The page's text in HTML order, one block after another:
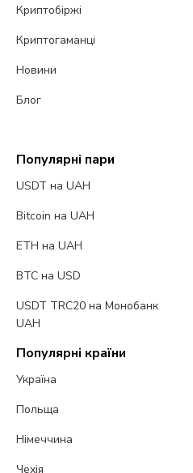
Криптобіржі
Криптогаманці
Новини
Блог
Популярні пари
USDT на UAH
Bitcoin на UAH
ETH на UAH
BTC на USD
USDT TRC20 на Монобанк
UAH
Популярні країни
Україна
Польща
Німеччина
Чехія